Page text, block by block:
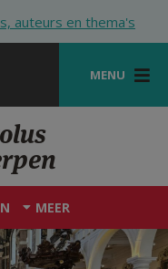
auteurs en thema's
MENU
MEER